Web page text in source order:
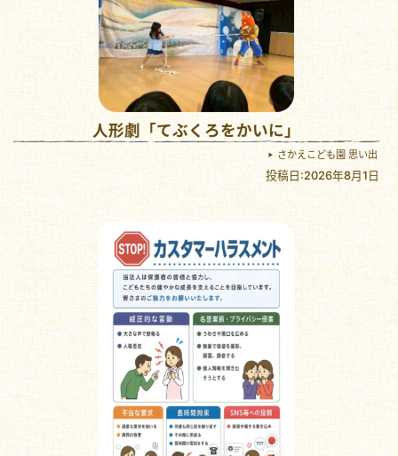
人形劇「てぶくろをかいに」
さかえこども園 思い出
投稿日:2026年8月1日